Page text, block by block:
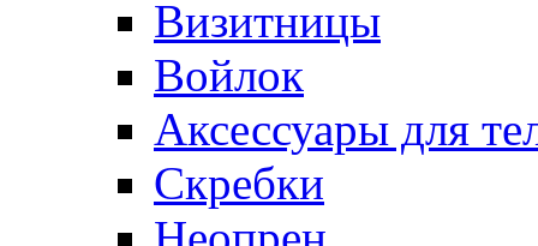
Визитницы
Войлок
Аксессуары для
Cкребки